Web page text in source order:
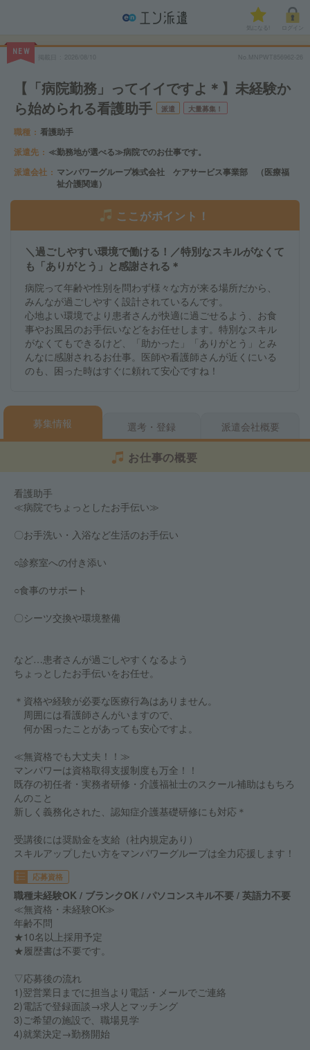
気になる!
NEW
2026/08/10 No.MNPWT856962-26
【「病院勤務」ってイイですよ＊】未経験か
ら始められる看護助手
派遣 大量募集！
職種
看護助手
派遣先
≪勤務地が選べる≫病院でのお仕事です。
派遣会社
マンパワーグループ株式会社 ケアサービス事業部 （医療福
祉介護関連）
ここがポイント！
＼過ごしやすい環境で働ける！／特別なスキルがなくて
も「ありがとう」と感謝される＊
病院って年齢や性別を問わず様々な方が来る場所だから、
みんなが過ごしやすく設計されているんです。
心地よい環境でより患者さんが快適に過ごせるよう、お食
事やお風呂のお手伝いなどをお任せします。特別なスキル
がなくてもできるけど、「助かった」「ありがとう」とみ
んなに感謝されるお仕事。医師や看護師さんが近くにいる
のも、困った時はすぐに頼れて安心ですね！
募集情報 選考・登録 派遣会社概要
お仕事の概要
看護助手
≪病院でちょっとしたお手伝い≫
〇お手洗い・入浴など生活のお手伝い
○診察室への付き添い
○食事のサポート
〇シーツ交換や環境整備
など…患者さんが過ごしやすくなるよう
ちょっとしたお手伝いをお任せ。
＊資格や経験が必要な医療行為はありません。
周囲には看護師さんがいますので、
何か困ったことがあっても安心ですよ。
≪無資格でも大丈夫！！≫
マンパワーは資格取得支援制度も万全！！
既存の初任者・実務者研修・介護福祉士のスクール補助はもちろ
んのこと
新しく義務化された、認知症介護基礎研修にも対応＊
受講後には奨励金を支給（社内規定あり）
スキルアップしたい方をマンパワーグループは全力応援します！
応募資格
職種未経験OK / ブランクOK / パソコンスキル不要 / 英語力不要
≪無資格・未経験OK≫
年齢不問
★10名以上採用予定
★履歴書は不要です。
▽応募後の流れ
1)翌営業日までに担当より電話・メールでご連絡
2)電話で登録面談→求人とマッチング
3)ご希望の施設で、職場見学
4)就業決定→勤務開始